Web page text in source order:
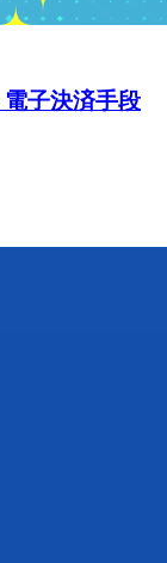
子決済手段